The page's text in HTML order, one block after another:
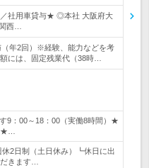
社用車貸与★ ◎本社 大阪府大
西…
（年2回）※経験、能力などを考
には、固定残業代（38時…
9：00～18：00（実働8時間）★
★…
休2日制（土日休み）┗休日に出
きます…